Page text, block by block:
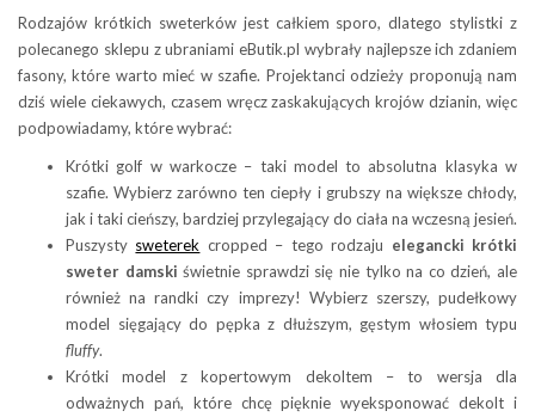
Rodzajów krótkich sweterków jest całkiem sporo, dlatego stylistki z
polecanego sklepu z ubraniami eButik.pl wybrały najlepsze ich zdaniem
fasony, które warto mieć w szafie. Projektanci odzieży proponują nam
dziś wiele ciekawych, czasem wręcz zaskakujących krojów dzianin, więc
podpowiadamy, które wybrać:
Krótki golf w warkocze – taki model to absolutna klasyka w
szafie. Wybierz zarówno ten ciepły i grubszy na większe chłody,
jak i taki cieńszy, bardziej przylegający do ciała na wczesną jesień.
Puszysty sweterek cropped – tego rodzaju elegancki krótki
sweter damski świetnie sprawdzi się nie tylko na co dzień, ale
również na randki czy imprezy! Wybierz szerszy, pudełkowy
model sięgający do pępka z dłuższym, gęstym włosiem typu
fluffy.
Krótki model z kopertowym dekoltem – to wersja dla
odważnych pań, które chcę pięknie wyeksponować dekolt i